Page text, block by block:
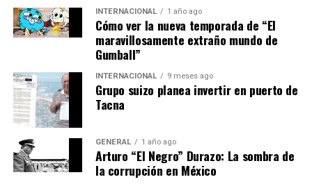
Mirando Hacia el Futuro
Con la continua evolución de la tecnología, el futuro de
la educación en América Latina parece prometedor. Las
plataformas de aprendizaje en línea, la inteligencia
artificial y la realidad aumentada están preparadas para
revolucionar aún más el sector.
Según Juan Pérez, director de una startup de tecnología
educativa en Bogotá,
INTERNACIONAL 1 año ago
Cómo ver la nueva temporada de “El
maravillosamente extraño mundo de
Gumball”
INTERNACIONAL 9 meses ago
Grupo suizo planea invertir en puerto de
Tacna
GENERAL 1 año ago
Arturo “El Negro” Durazo: La sombra de
la corrupción en México